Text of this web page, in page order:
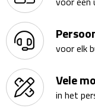
Opbergtasjes
Koffersloten
Bagageweegschalen
Bagageriemen
voor elk
Vele
in het